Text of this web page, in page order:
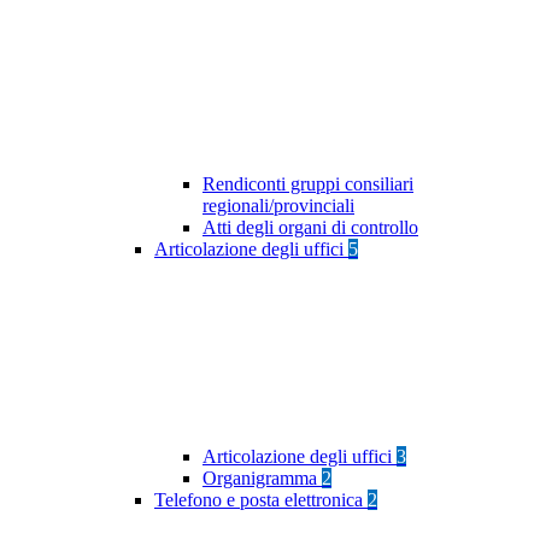
Rendiconti gruppi consiliari
regionali/provinciali
Atti degli organi di controllo
Articolazione degli uffici 5
Articolazione degli uffici 3
Organigramma 2
Telefono e posta elettronica 2